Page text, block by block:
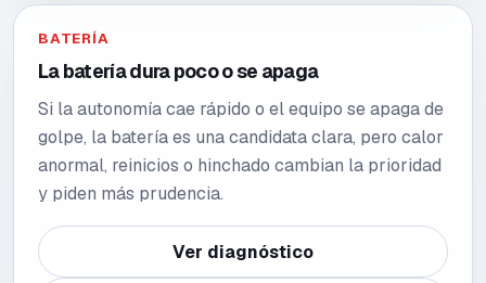
BATERÍA
La batería dura poco o se apaga
Si la autonomía cae rápido o el equipo se apaga de
golpe, la batería es una candidata clara, pero calor
anormal, reinicios o hinchado cambian la prioridad
y piden más prudencia.
Ver diagnóstico